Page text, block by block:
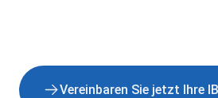
Vereinbaren Sie jetzt Ihre